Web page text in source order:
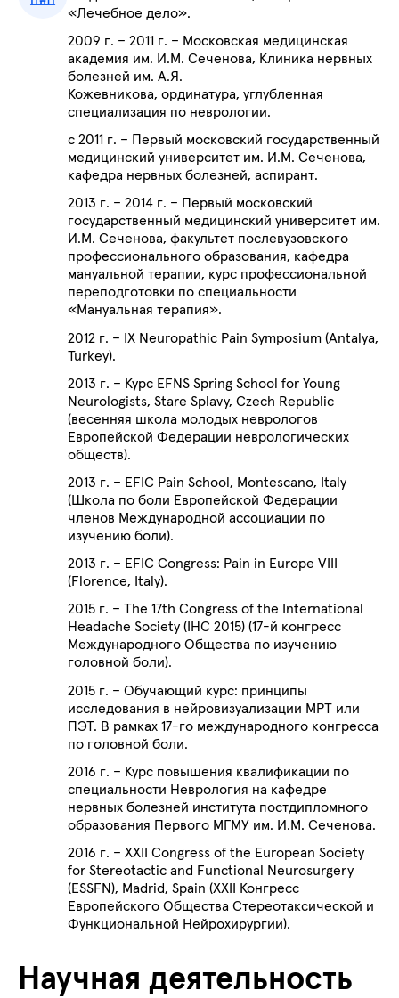
«Лечебное дело».
2009 г. – 2011 г. – Московская медицинская
академия им. И.М. Сеченова, Клиника нервных
болезней им. А.Я.
Кожевникова, ординатура, углубленная
специализация по неврологии.
с 2011 г. – Первый московский государственный
медицинский университет им. И.М. Сеченова,
кафедра нервных болезней, аспирант.
2013 г. – 2014 г. – Первый московский
государственный медицинский университет им.
И.М. Сеченова, факультет послевузовского
профессионального образования, кафедра
мануальной терапии, курс профессиональной
переподготовки по специальности
«Мануальная терапия».
2012 г. – IX Neuropathic Pain Symposium (Antalya,
Turkey).
2013 г. – Курс EFNS Spring School for Young
Neurologists, Stare Splavy, Czech Republic
(весенняя школа молодых неврологов
Европейской Федерации неврологических
обществ).
2013 г. – EFIC Pain School, Montescano, Italy
(Школа по боли Европейской Федерации
членов Международной ассоциации по
изучению боли).
2013 г. – EFIC Congress: Pain in Europe VIII
(Florence, Italy).
2015 г. – The 17th Congress of the International
Headache Society (IHC 2015) (17-й конгресс
Международного Общества по изучению
головной боли).
2015 г. – Обучающий курс: принципы
исследования в нейровизуализации МРТ или
ПЭТ. В рамках 17-го международного конгресса
по головной боли.
2016 г. – Курс повышения квалификации по
специальности Неврология на кафедре
нервных болезней института постдипломного
образования Первого МГМУ им. И.М. Сеченова.
2016 г. – XXII Congress of the European Society
for Stereotactic and Functional Neurosurgery
(ESSFN), Madrid, Spain (XXII Конгресс
Европейского Общества Стереотаксической и
Функциональной Нейрохирургии).
Научная деятельность